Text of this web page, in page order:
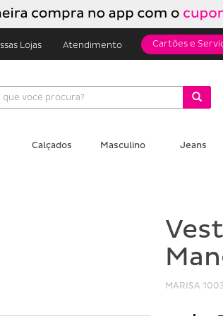
Lojas Atendimento Cartões e
Calçados Masculino Jeans
MARISA